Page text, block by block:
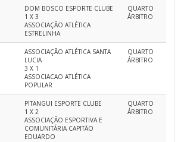
DOM BOSCO ESPORTE CLUBE
1 X 3
ASSOCIAÇÃO ATLÉTICA
ESTRELINHA
QUARTO
ÁRBITRO
ASSOCIAÇÃO ATLÉTICA SANTA
LUCIA
3 X 1
ASSOCIACAO ATLÉTICA
POPULAR
QUARTO
ÁRBITRO
PITANGUI ESPORTE CLUBE
1 X 2
ASSOCIAÇÃO ESPORTIVA E
COMUNITÁRIA CAPITÃO
EDUARDO
QUARTO
ÁRBITRO